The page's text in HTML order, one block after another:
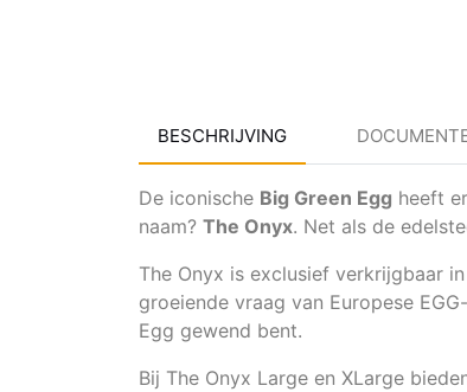
BESCHRIJVING
De iconische Big Green Egg heeft
naam? The Onyx. Net als de
The Onyx is exclusief verkrijgbaar
groeiende vraag van Europese
Egg gewend bent.
Bij The Onyx Large en XLarge